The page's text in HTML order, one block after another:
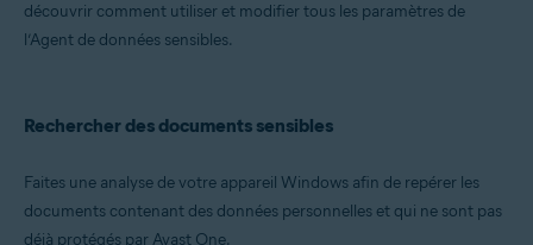
découvrir comment utiliser et modifier tous les paramètres de
l’Agent de données sensibles.
Rechercher des documents sensibles
Faites une analyse de votre appareil Windows afin de repérer les
documents contenant des données personnelles et qui ne sont pas
déjà protégés par Avast One.